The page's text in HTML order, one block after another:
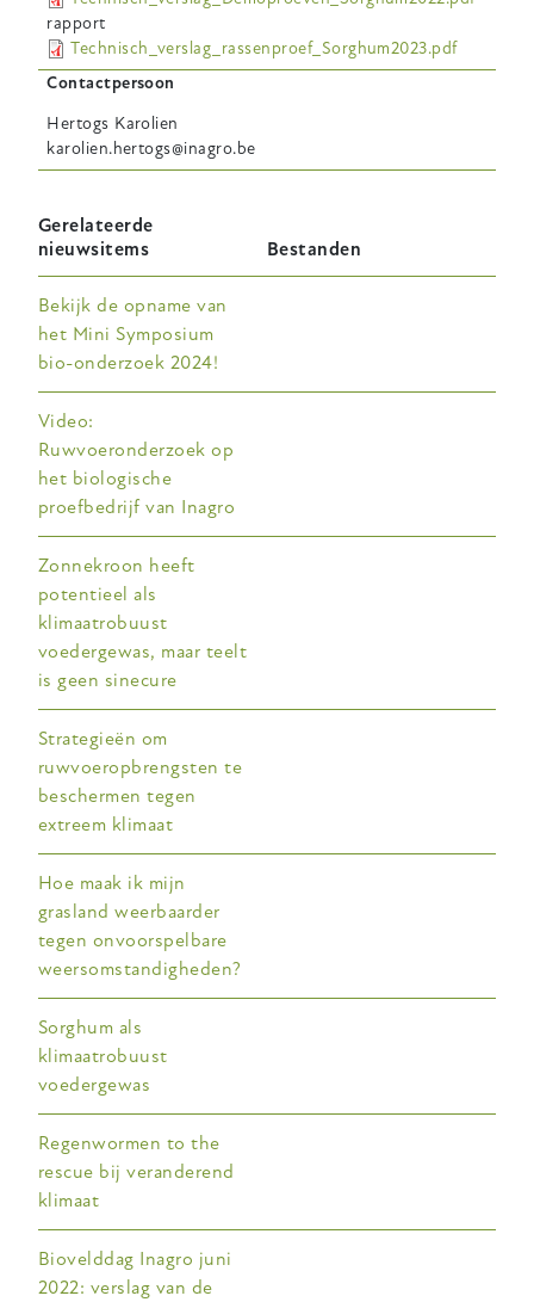
rapport
Technisch_verslag_rassenproef_Sorghum2023.pdf
Contactpersoon
Hertogs Karolien
karolien.hertogs@inagro.be
Gerelateerde
nieuwsitems
Bestanden
Bekijk de opname van
het Mini Symposium
bio-onderzoek 2024!
Video:
Ruwvoeronderzoek op
het biologische
proefbedrijf van Inagro
Zonnekroon heeft
potentieel als
klimaatrobuust
voedergewas, maar teelt
is geen sinecure
Strategieën om
ruwvoeropbrengsten te
beschermen tegen
extreem klimaat
Hoe maak ik mijn
grasland weerbaarder
tegen onvoorspelbare
weersomstandigheden?
Sorghum als
klimaatrobuust
voedergewas
Regenwormen to the
rescue bij veranderend
klimaat
Biovelddag Inagro juni
2022: verslag van de